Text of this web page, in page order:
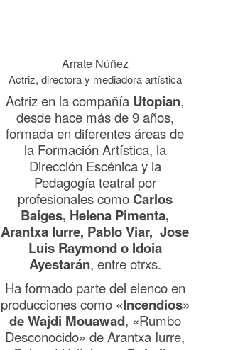
Arrate Núñez
Actriz, directora y mediadora artística
Actriz en la compañía Utopian,
desde hace más de 9 años,
formada en diferentes áreas de
la Formación Artística, la
Dirección Escénica y la
Pedagogía teatral por
profesionales como Carlos
Baiges, Helena Pimenta,
Arantxa Iurre, Pablo Viar, Jose
Luis Raymond o Idoia
Ayestarán, entre otrxs.
Ha formado parte del elenco en
producciones como «Incendios»
de Wajdi Mouawad, «Rumbo
Desconocido» de Arantxa Iurre,